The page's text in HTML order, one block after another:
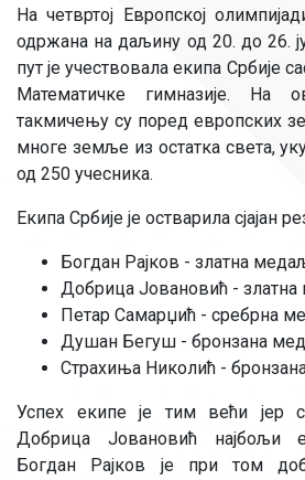
На четвртој Европској
одржана на даљину од 20. до 26.
пут је учествовала екипа Србије
Математичке гимназије. На
такмичењу су поред европских
многе земље из остатка света,
од 250 учесника.
Екипа Србије је остварила сјајан
Богдан Рајков - златна
Добрица Јовановић -
Петар Самарџић - сребрна
Душан Бегуш - бронзана
Страхиња Николић -
Успех екипе је тим већи јер
Добрица Јовановић најбољи
Богдан Рајков је при том